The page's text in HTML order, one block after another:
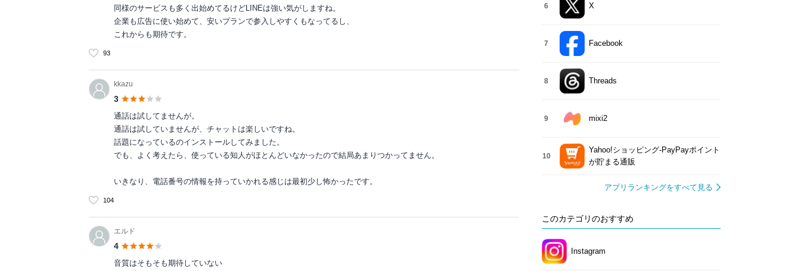
同様のサービスも多く出始めてるけどLINEは強い気がしますね。
企業も広告に使い始めて、安いプランで参入しやすくもなってるし、
これからも期待です。
93
kkazu
3
通話は試してませんが。
通話は試していませんが、チャットは楽しいですね。
話題になっているのインストールしてみました。
でも、よく考えたら、使っている知人がほとんどいなかったので結局あまりつかってません。
いきなり、電話番号の情報を持っていかれる感じは最初少し怖かったです。
104
エルド
4
音質はそもそも期待していない
6 X
7 Facebook
8 Threads
9 mixi2
10
Yahoo!ショッピング-PayPayポイント
が貯まる通販
アプリランキングをすべて見る
このカテゴリのおすすめ
Instagram